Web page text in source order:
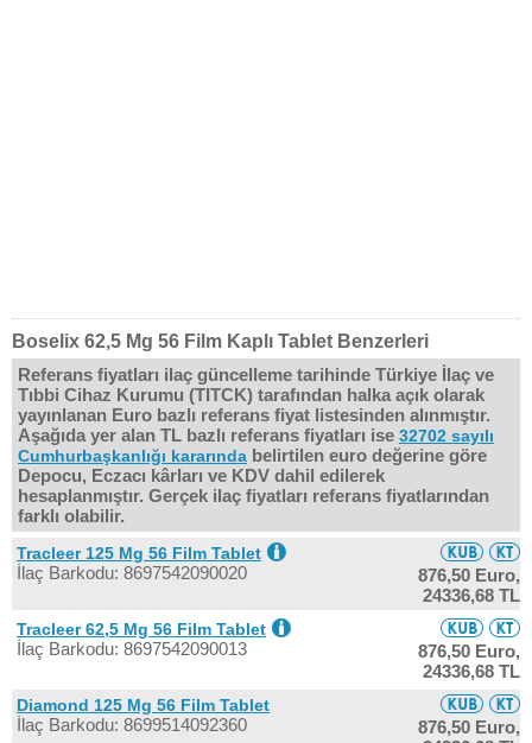
Boselix 62,5 Mg 56 Film Kaplı Tablet Benzerleri
Referans fiyatları ilaç güncelleme tarihinde Türkiye İlaç ve
Tıbbi Cihaz Kurumu (TITCK) tarafından halka açık olarak
yayınlanan Euro bazlı referans fiyat listesinden alınmıştır.
Aşağıda yer alan TL bazlı referans fiyatları ise 32702 sayılı
Cumhurbaşkanlığı kararında belirtilen euro değerine göre
Depocu, Eczacı kârları ve KDV dahil edilerek
hesaplanmıştır. Gerçek ilaç fiyatları referans fiyatlarından
farklı olabilir.
Tracleer 125 Mg 56 Film Tablet
İlaç Barkodu: 8697542090020
876,50 Euro,
24336,68 TL
Tracleer 62,5 Mg 56 Film Tablet
İlaç Barkodu: 8697542090013
876,50 Euro,
24336,68 TL
Diamond 125 Mg 56 Film Tablet
İlaç Barkodu: 8699514092360
876,50 Euro,